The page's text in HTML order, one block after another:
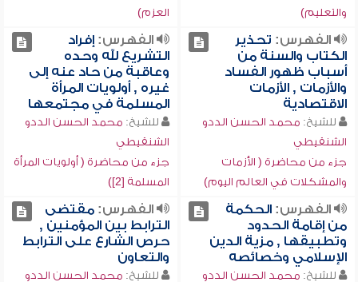
والتعليم)
العزم)
الفهرس: تحذير
الكتاب والسنة من
أسباب ظهور الفساد
والأزمات , الأزمات
الاقتصادية
للشيخ: محمد الحسن الددو
الشنقيطي
جزء من محاضرة ( الأزمات
والمشكلات في العالم اليوم)
الفهرس:إفراد
التشريع لله وحده
وعاقبة من حاد عنه إلى
غيره , أولويات المرأة
المسلمة في مجتمعها
للشيخ: محمد الحسن الددو
الشنقيطي
جزء من محاضرة ( أولويات المرأة
المسلمة [2])
الفهرس:الحكمة
من إقامة الحدود
وتطبيقها , مزية الدين
الإسلامي وخصائصه
للشيخ: محمد الحسن الددو
الفهرس:مقتضى
الترابط بين المؤمنين ,
حرص الشارع على الترابط
والتعاون
للشيخ: محمد الحسن الددو